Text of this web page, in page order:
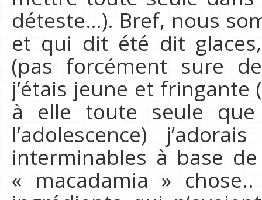
déteste…). Bref, nous
et qui dit été dit glaces,
(pas forcément sure
j’étais jeune et
à elle toute seule
l’adolescence)
interminables à base
« macadamia »